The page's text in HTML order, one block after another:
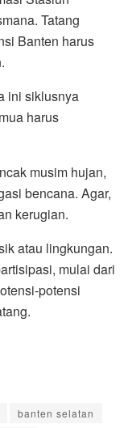
Tatang
Banten harus
ini siklusnya
harus
musim hujan,
bencana. Agar,
kerugian.
atau lingkungan.
mulai dari
potensi
banten selatan